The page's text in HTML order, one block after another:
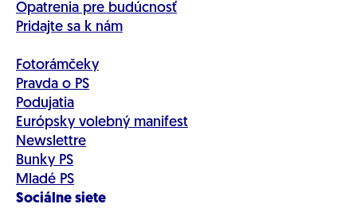
Opatrenia pre budúcnosť
Pridajte sa k nám
Fotorámčeky
Pravda o PS
Podujatia
Európsky volebný manifest
Newslettre
Bunky PS
Mladé PS
Sociálne siete